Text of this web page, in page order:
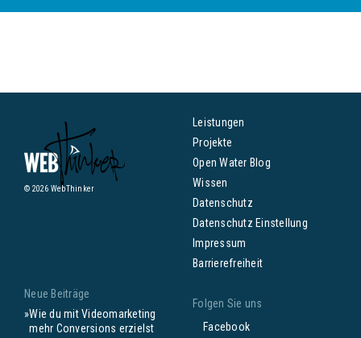
© 2026 WebThinker
Leistungen
Projekte
Open Water Blog
Wissen
Datenschutz
Datenschutz Einstellung
Impressum
Barrierefreiheit
Neue Beiträge
Wie du mit Videomarketing
mehr Conversions erzielst
Folgen Sie uns
Facebook